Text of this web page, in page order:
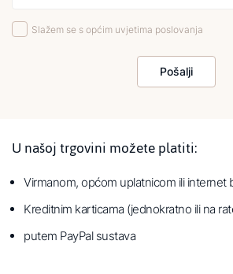
Slažem se s općim uvjetima poslovanja
Pošalji
U našoj trgovini možete platiti:
Virmanom, općom uplatnicom ili internet
Kreditnim karticama (jednokratno ili na
putem PayPal sustava